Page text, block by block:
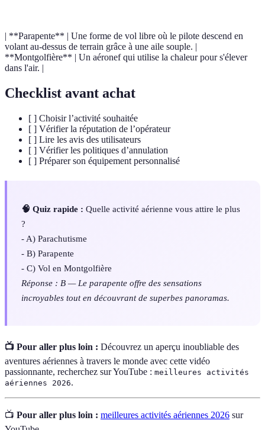
| **Parapente** | Une forme de vol libre où le pilote descend en
volant au-dessus de terrain grâce à une aile souple. |
**Montgolfière** | Un aéronef qui utilise la chaleur pour s'élever
dans l'air. |
Checklist avant achat
[ ] Choisir l’activité souhaitée
[ ] Vérifier la réputation de l’opérateur
[ ] Lire les avis des utilisateurs
[ ] Vérifier les politiques d’annulation
[ ] Préparer son équipement personnalisé
🧠 Quiz rapide : Quelle activité aérienne vous attire le plus
?
- A) Parachutisme
- B) Parapente
- C) Vol en Montgolfière
Réponse : B — Le parapente offre des sensations
incroyables tout en découvrant de superbes panoramas.
📺 Pour aller plus loin : Découvrez un aperçu inoubliable des
aventures aériennes à travers le monde avec cette vidéo
passionnante, recherchez sur YouTube : meilleures activités
aériennes 2026.
📺 Pour aller plus loin : meilleures activités aériennes 2026 sur